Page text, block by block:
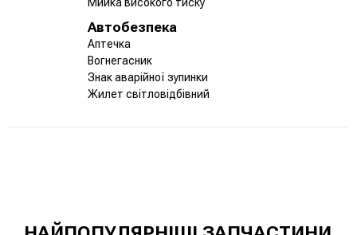
Автобезпека
Аптечка
Вогнегасник
Знак аварійної зупинки
Жилет світловідбівний